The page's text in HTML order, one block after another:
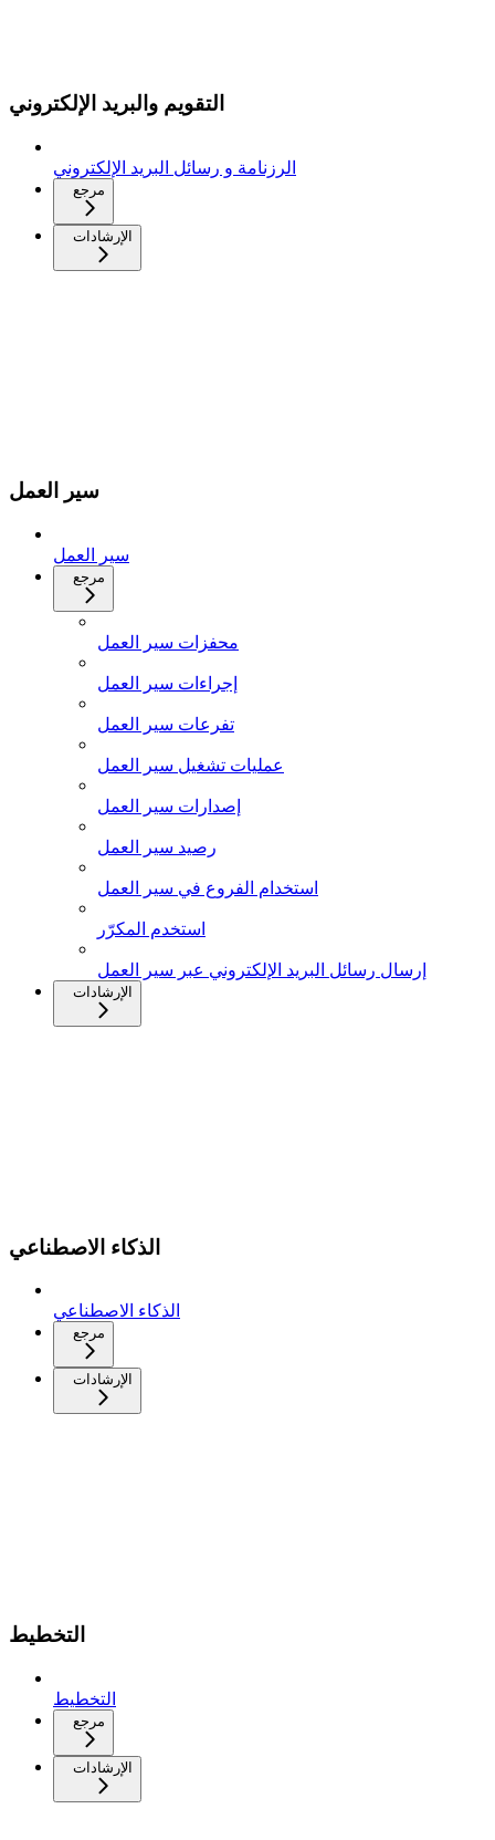
التقويم والبريد الإلكتروني
الرزنامة و رسائل البريد الإلكتروني
مرجع
الإرشادات
سير العمل
سير العمل
مرجع
محفزات سير العمل
إجراءات سير العمل
تفرعات سير العمل
عمليات تشغيل سير العمل
إصدارات سير العمل
رصيد سير العمل
استخدام الفروع في سير العمل
استخدم المكرّر
إرسال رسائل البريد الإلكتروني عبر سير العمل
الإرشادات
الذكاء الاصطناعي
الذكاء الاصطناعي
مرجع
الإرشادات
التخطيط
التخطيط
مرجع
الإرشادات